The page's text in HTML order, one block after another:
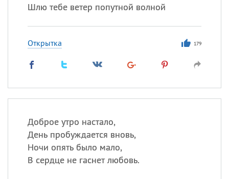
Шлю тебе ветер попутной волной
Открытка 179
Доброе утро настало,
День пробуждается вновь,
Ночи опять было мало,
В сердце не гаснет любовь.